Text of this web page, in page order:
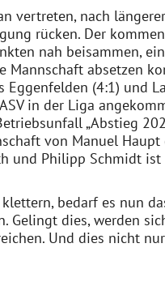
vertreten, nach
rücken. Der
nah beisammen,
absetzen
Eggenfelden (4:1) und
in der Liga
„Abstieg
von Manuel
und Philipp Schmidt
bedarf es nun
Gelingt dies, werden
Und dies nicht